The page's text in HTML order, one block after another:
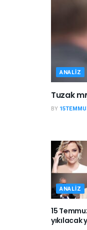
ANALIZ
Tuzak
BY
ANALIZ
15
yıkılacak